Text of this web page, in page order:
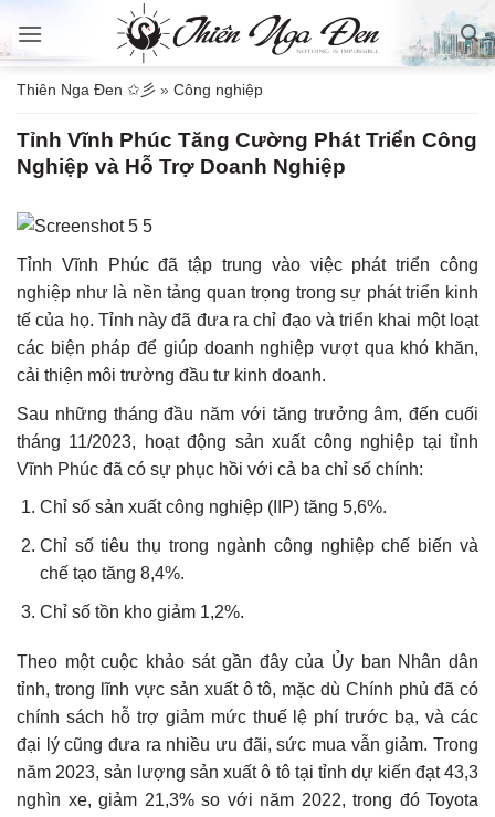
qua
dungThiên Nga Đen ✩彡 » Công nghiệp
Tỉnh Vĩnh Phúc Tăng Cường Phát Triển Công
Nghiệp và Hỗ Trợ Doanh Nghiệp
Tỉnh Vĩnh Phúc đã tập trung vào việc phát triển công
nghiệp như là nền tảng quan trọng trong sự phát triển kinh
tế của họ. Tỉnh này đã đưa ra chỉ đạo và triển khai một loạt
các biện pháp để giúp doanh nghiệp vượt qua khó khăn,
cải thiện môi trường đầu tư kinh doanh.
Sau những tháng đầu năm với tăng trưởng âm, đến cuối
tháng 11/2023, hoạt động sản xuất công nghiệp tại tỉnh
Vĩnh Phúc đã có sự phục hồi với cả ba chỉ số chính:
Chỉ số sản xuất công nghiệp (IIP) tăng 5,6%.
Chỉ số tiêu thụ trong ngành công nghiệp chế biến và
chế tạo tăng 8,4%.
Chỉ số tồn kho giảm 1,2%.
Theo một cuộc khảo sát gần đây của Ủy ban Nhân dân
tỉnh, trong lĩnh vực sản xuất ô tô, mặc dù Chính phủ đã có
chính sách hỗ trợ giảm mức thuế lệ phí trước bạ, và các
đại lý cũng đưa ra nhiều ưu đãi, sức mua vẫn giảm. Trong
năm 2023, sản lượng sản xuất ô tô tại tỉnh dự kiến đạt 43,3
nghìn xe, giảm 21,3% so với năm 2022, trong đó Toyota